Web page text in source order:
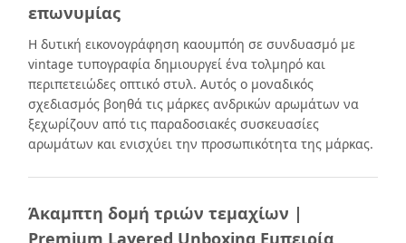
επωνυμίας
Η δυτική εικονογράφηση καουμπόη σε συνδυασμό με
vintage τυπογραφία δημιουργεί ένα τολμηρό και
περιπετειώδες οπτικό στυλ. Αυτός ο μοναδικός
σχεδιασμός βοηθά τις μάρκες ανδρικών αρωμάτων να
ξεχωρίζουν από τις παραδοσιακές συσκευασίες
αρωμάτων και ενισχύει την προσωπικότητα της μάρκας.
Άκαμπτη δομή τριών τεμαχίων |
Premium Layered Unboxing Εμπειρία